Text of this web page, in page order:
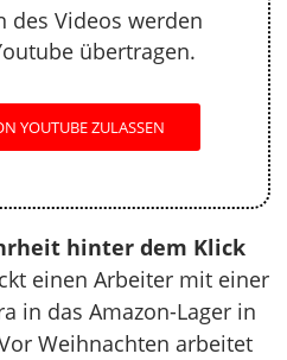
des Videos werden
übertragen.
YOUTUBE ZULASSEN
hinter dem Klick
einen Arbeiter mit einer
in das Amazon-Lager in
Weihnachten arbeitet